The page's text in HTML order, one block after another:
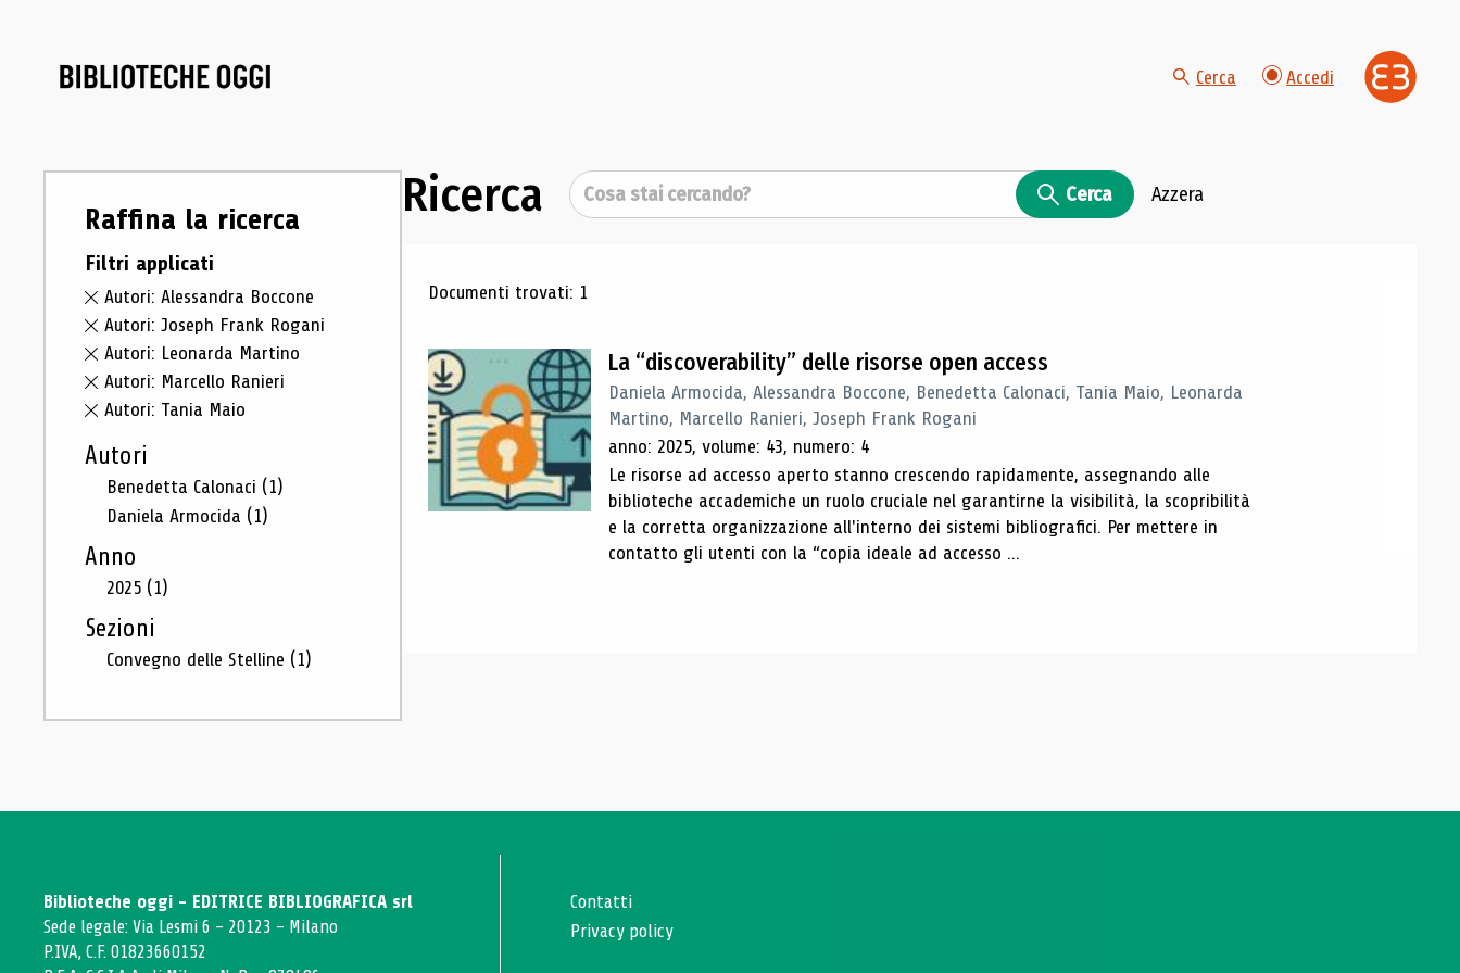
Cerca Accedi
Raffina la ricerca
Filtri applicati
Autori: Alessandra Boccone
Autori: Joseph Frank Rogani
Autori: Leonarda Martino
Autori: Marcello Ranieri
Autori: Tania Maio
Autori
Benedetta Calonaci (1)
Daniela Armocida (1)
Anno
2025 (1)
Sezioni
Convegno delle Stelline (1)
Ricerca Cerca Cerca Azzera
Risultati di ricerca
Documenti trovati: 1
La “discoverability” delle risorse open access
Daniela Armocida, Alessandra Boccone, Benedetta Calonaci, Tania Maio, Leonarda
Martino, Marcello Ranieri, Joseph Frank Rogani
anno: 2025, volume: 43, numero: 4
Le risorse ad accesso aperto stanno crescendo rapidamente, assegnando alle
biblioteche accademiche un ruolo cruciale nel garantirne la visibilità, la scopribilità
e la corretta organizzazione all'interno dei sistemi bibliografici. Per mettere in
contatto gli utenti con la “copia ideale ad accesso ...
Biblioteche oggi - EDITRICE BIBLIOGRAFICA srl
Sede legale: Via Lesmi 6 - 20123 - Milano
P.IVA, C.F. 01823660152
Contatti
Privacy policy